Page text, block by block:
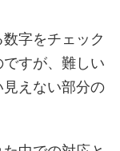
字をチェック
すが、難しい
えない部分の